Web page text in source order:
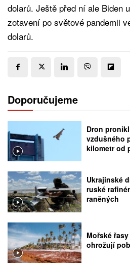
dolarů. Ještě před ní ale Biden
zotavení po světové pandemii
dolarů.
Doporučujeme
Dron
vzdušného
kilometr od
Ukrajinské
ruské
raněných
Mořské
ohrožují